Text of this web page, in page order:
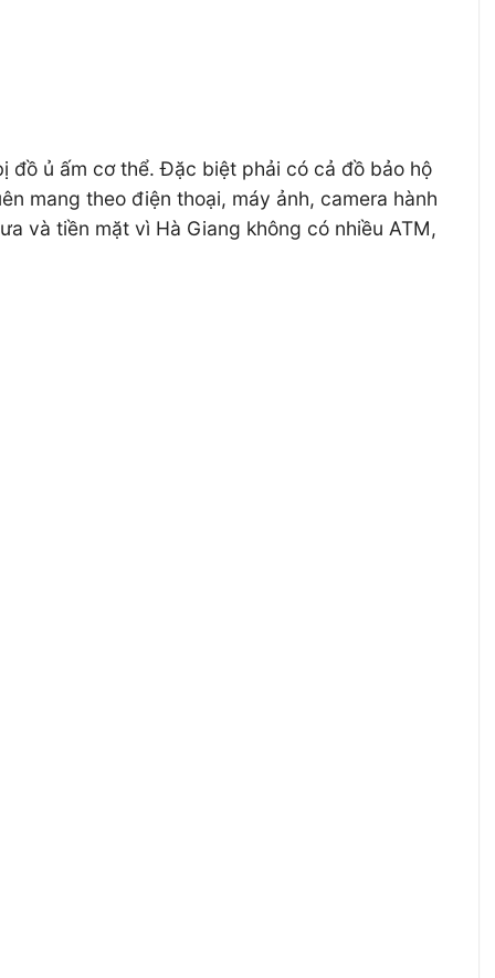
đồ ủ ấm cơ thể. Đặc biệt phải có cả đồ bảo hộ
mang theo điện thoại, máy ảnh, camera hành
và tiền mặt vì Hà Giang không có nhiều ATM,